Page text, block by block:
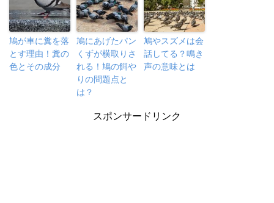
鳩が車に糞を落
とす理由！糞の
色とその成分
鳩にあげたパン
くずが横取りさ
れる！鳩の餌や
りの問題点と
は？
鳩やスズメは会
話してる？鳴き
声の意味とは
スポンサードリンク